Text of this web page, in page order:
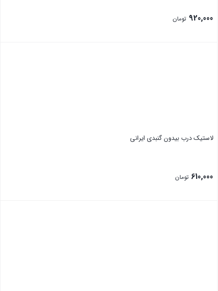
920,000 تومان
لاستیک درب بیدون گنبدی ایرانی
610,000 تومان